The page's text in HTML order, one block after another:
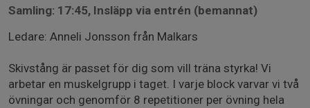
Samling: 17:45, Insläpp via entrén (bemannat)
Ledare: Anneli Jonsson från Malkars
Skivstång är passet för dig som vill träna styrka! Vi
arbetar en muskelgrupp i taget. I varje block varvar vi två
övningar och genomför 8 repetitioner per övning hela